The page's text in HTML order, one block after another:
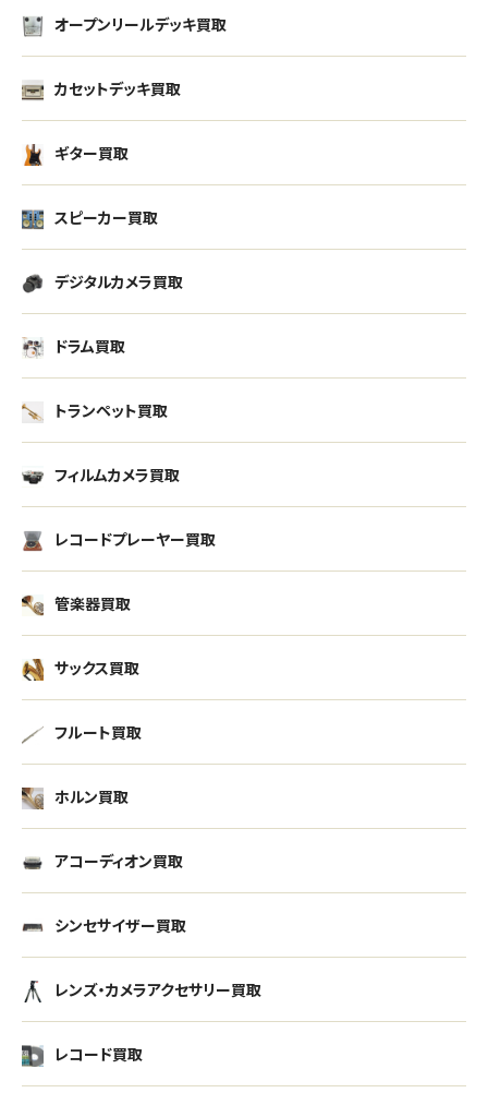
オープンリールデッキ買取
カセットデッキ買取
ギター買取
スピーカー買取
デジタルカメラ買取
ドラム買取
トランペット買取
フィルムカメラ買取
レコードプレーヤー買取
管楽器買取
サックス買取
フルート買取
ホルン買取
アコーディオン買取
シンセサイザー買取
レンズ・カメラアクセサリー買取
レコード買取